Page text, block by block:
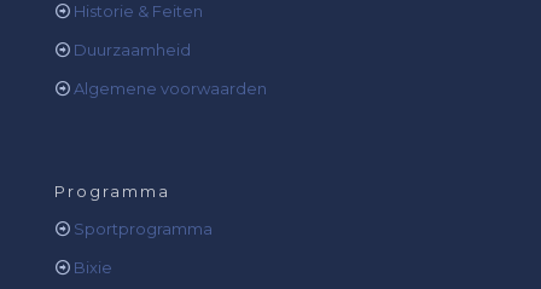
Historie & Feiten
Duurzaamheid
Algemene voorwaarden
Programma
Sportprogramma
Bixie